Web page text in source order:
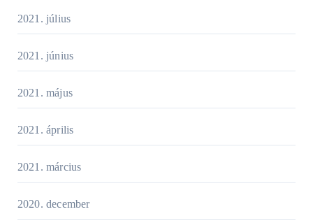
2021. július
2021. június
2021. május
2021. április
2021. március
2020. december